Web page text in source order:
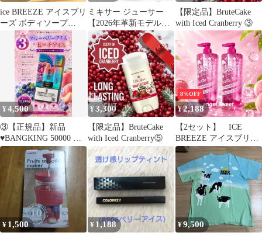
ice BREEZE アイスブリ
ーズ ボディソープ
COOL 1000ml
ミキサー ジューサー
【2026年革新モデル＆
１台多役＆驚きの使い
やすさ!】スムージー
900Ｗハイパワー ブレ
ンダー 1200ml大容量
（600ml*2） 持ち運び
氷も砕ける ボトルミキ
サー 使用簡単 水洗い可
能 栄養補充 離乳食/ナ
ッ 73142959
【限定品】BruteCake
with Iced Cranberry ③
¥4,500
③【正規品】新品
♥️BANGKING 50000 ブ
ルーベリーアイス×ピー
チアイス
¥3,300
【限定品】BruteCake
with Iced Cranberry⑤
8%OFF
¥2,188
【2セット】 ICE
BREEZE アイスブリー
ズ ボディソープ クール
に甘いピーチの香り
1000ml
¥ 1,500 ¥ 1,188 ¥9,500